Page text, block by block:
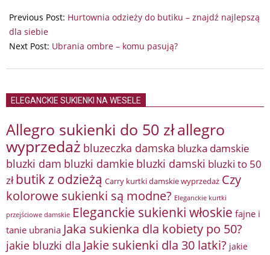
08-
06
Previous Post: Hurtownia odzieży do butiku – znajdź najlepszą
dla siebie
Next Post: Ubrania ombre – komu pasują?
ELEGANCKIE SUKIENKI NA WESELE
Allegro sukienki do 50 złallegro
wyprzedaż bluzeczka damska bluzka damskie
bluzki dam bluzki damkie bluzki damski bluzki to 50
zł butik z odzieżą Carry kurtki damskie wyprzedaż Czy
kolorowe sukienki są modne? Eleganckie kurtki
przejściowe damskie Eleganckie sukienki włoskie fajne i
tanie ubrania Jaka sukienka dla kobiety po 50?
jakie bluzki dla Jakie sukienki dla 30 latki? jakie